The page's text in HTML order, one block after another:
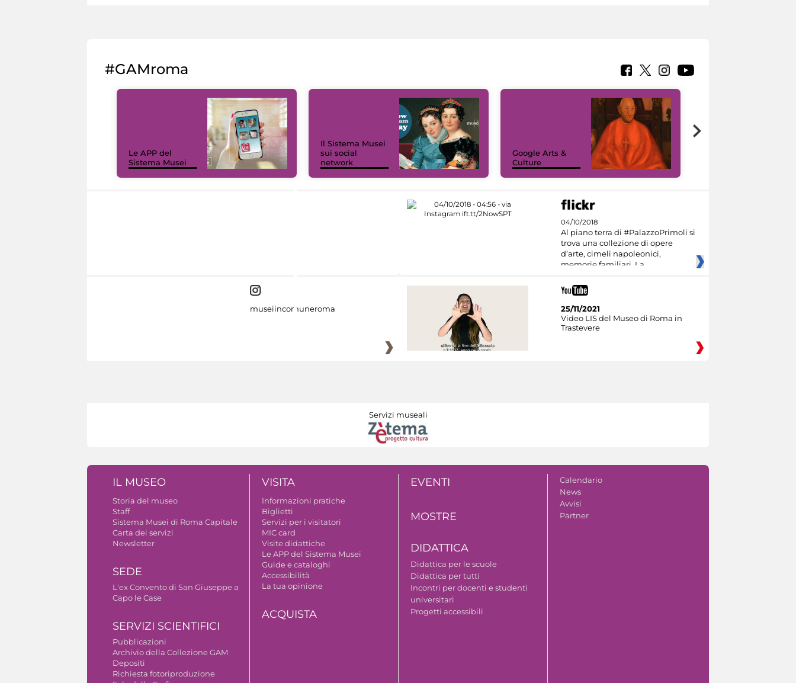
#GAMroma
Le APP del
Sistema Musei
Il Sistema Musei
sui social
network
Google Arts &
Culture
04/10/2018
Al piano terra di #PalazzoPrimoli si
trova una collezione di opere
d’arte, cimeli napoleonici,
memorie familiari. La
museiincomuneroma
25/11/2021
Video LIS del Museo di Roma in
Trastevere
Servizi museali
IL MUSEO
Storia del museo
Staff
Sistema Musei di Roma Capitale
Carta dei servizi
Newsletter
SEDE
L'ex Convento di San Giuseppe a
Capo le Case
SERVIZI SCIENTIFICI
Pubblicazioni
Archivio della Collezione GAM
Depositi
Richiesta fotoriproduzione
VISITA
Informazioni pratiche
Biglietti
Servizi per i visitatori
MIC card
Visite didattiche
Le APP del Sistema Musei
Guide e cataloghi
Accessibilità
La tua opinione
ACQUISTA
EVENTI
MOSTRE
DIDATTICA
Didattica per le scuole
Didattica per tutti
Incontri per docenti e studenti
universitari
Progetti accessibili
Calendario
News
Avvisi
Partner